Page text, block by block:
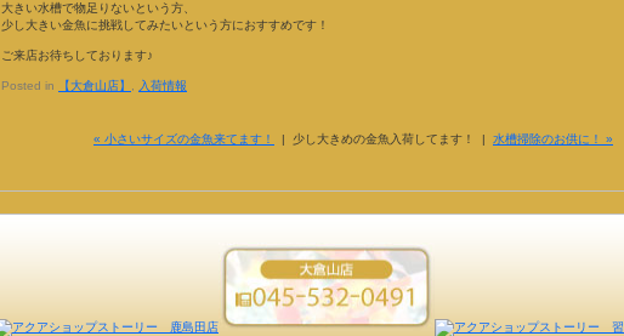
大きい水槽で物足りないという方、
少し大きい金魚に挑戦してみたいという方におすすめです！
ご来店お待ちしております♪
Posted in 【大倉山店】 入荷情報
« 小さいサイズの金魚来てます！ | 少し大きめの金魚入荷してます！ | 水槽掃除のお供に！ »